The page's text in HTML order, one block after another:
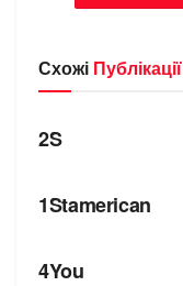
Схожі Публікації
БРЕНДИ
2S
1Stamerican
4You